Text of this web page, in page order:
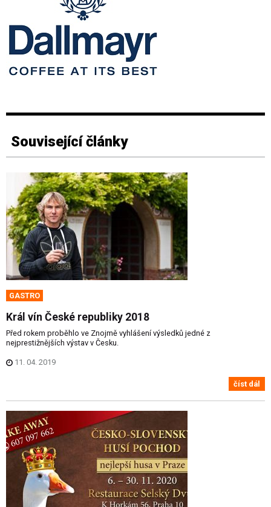
Související články
GASTRO
Král vín České republiky 2018
Před rokem proběhlo ve Znojmě vyhlášení výsledků jedné z
nejprestižnějších výstav v Česku.
11. 04. 2019
číst dál